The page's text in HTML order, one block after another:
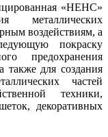
«НЕНС»
металлических
воздействиям, а
покраску
предохранения
также для создания
частей
техники,
декоративных